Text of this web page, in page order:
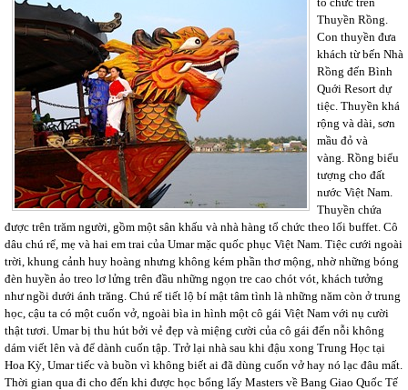
Thuyền Rồng.
Con thuyền đưa
khách từ bến Nhà
Rồng đến Bình
Quới Resort dự
tiệc. Thuyền khá
rộng và dài, sơn
mầu đỏ và
vàng. Rồng biểu
tượng cho đất
nước Việt Nam.
Thuyền chứa
được trên trăm người, gồm một sân khấu và nhà hàng tổ chức theo lối buffet. Cô
dâu chú rể, mẹ và hai em trai của Umar mặc quốc phục Việt Nam. Tiệc cưới ngoài
trời, khung cảnh huy hoàng nhưng không kém phần thơ mộng, nhờ những bóng
đèn huyền ảo treo lơ lửng trên đầu những ngọn tre cao chót vót, khách tưởng
như ngồi dưới ánh trăng. Chú rể tiết lộ bí mật tâm tình là những năm còn ở trung
học, cậu ta có một cuốn vở, ngoài bìa in hình một cô gái Việt Nam với nụ cười
thật tươi. Umar bị thu hút bởi vẻ đẹp và miệng cười của cô gái đến nỗi không
dám viết lên và để dành cuốn tập. Trở lại nhà sau khi đậu xong Trung Học tại
Hoa Kỳ, Umar tiếc và buồn vì không biết ai đã dùng cuốn vở hay nó lạc đâu mất.
Thời gian qua đi cho đến khi được học bổng lấy Masters về Bang Giao Quốc Tế